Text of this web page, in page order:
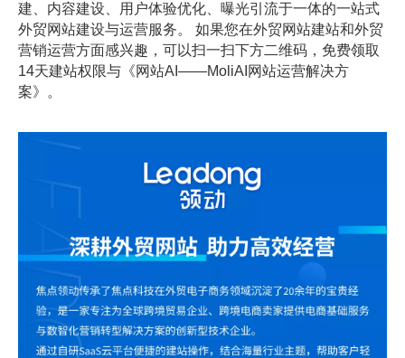
建、内容建设、用户体验优化、曝光引流于一体的一站式
外贸网站建设与运营服务。 如果您在外贸网站建站和外贸
营销运营方面感兴趣，可以扫一扫下方二维码，免费领取
14天建站权限与《网站AI——MoliAI网站运营解决方
案》。